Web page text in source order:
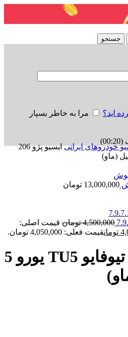
جستجو
اید؟ مرا به خاطر بسپار
(00:
20
)
خودروهای ایرانی
ایسیو پژو 206
13,000,000 تومان
4,500,000 تومان قیمت اصلی:
تومانقیمت فعلی: 4,050,000 تومان.
ایسیو پژو 206 تیوفایو TU5 یورو 5